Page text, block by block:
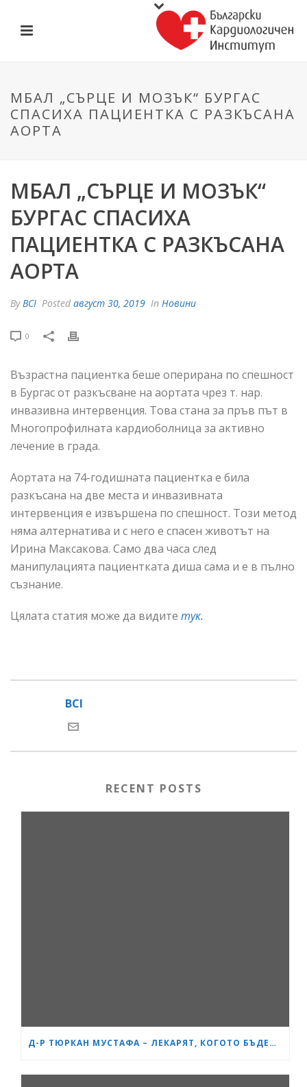
МБАЛ „СЪРЦЕ И МОЗЪК“ БУРГАС
СПАСИХА ПАЦИЕНТКА С РАЗКЪСАНА
АОРТА
МБАЛ „СЪРЦЕ И МОЗЪК“
БУРГАС СПАСИХА
ПАЦИЕНТКА С РАЗКЪСАНА
АОРТА
ByBCI Posted август 30, 2019 In Новини
0
Възрастна пациентка беше оперирана по спешност
в Бургас от разкъсване на аортата чрез т. нар.
инвазивна интервенция. Това стана за пръв път в
Многопрофилната кардиоболница за активно
лечение в града.
Аортата на 74-годишната пациентка е била
разкъсана на две места и инвазивната
интервенция е извършена по спешност. Този метод
няма алтернатива и с него е спасен животът на
Ирина Максакова. Само два часа след
манипулацията пациентката диша сама и е в пълно
съзнание.
Цялата статия може да видите тук.
BCI
RECENT POSTS
Д-Р ТЮРКАН МУСТАФА – ЛЕКАРЯТ, КОГОТО БЪДЕЩИТЕ МАЙКИ В БУРГАС ЧЕСТО ПРЕПОРЪЧВАТ ЕДНА НА ДРУГА